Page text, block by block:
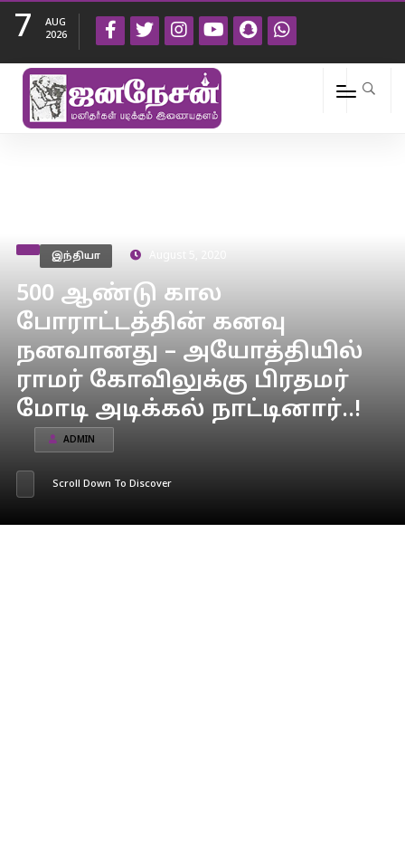
7
AUG
2026
இந்தியா
500 ஆண்டு கால
போராட்டத்தின் கனவு
நனவானது – அயோத்தியில்
ராமர் கோவிலுக்கு பிரதமர்
மோடி அடிக்கல் நாட்டினார்..!
ADMIN
Scroll Down To Discover